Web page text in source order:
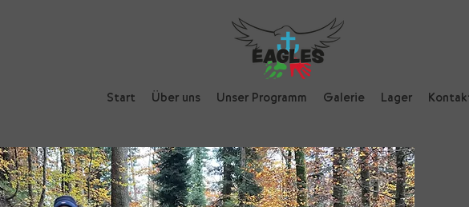
Start Über uns Unser Programm Galerie Lager